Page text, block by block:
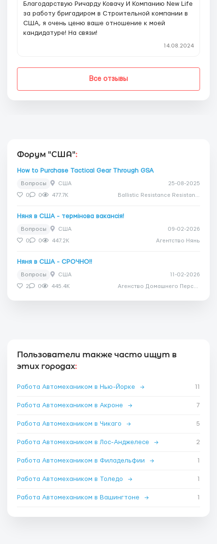
Благодарствую Ричарду Ковачу И Компанию New Life
за работу бригадиром в Строительной компании в
США, я очень ценю ваше отношение к моей
кандидатуре! На связи!
14.08.2024
Все отзывы
Форум "США":
How to Purchase Tactical Gear Through GSA
Вопросы США 25-08-2025
0 0 477.7K
Няня в США - термінова вакансія!
Вопросы США 09-02-2026
0 0 447.2K Агентство Нянь
Няня в США - СРОЧНО!!
Вопросы США 11-02-2026
2 0 445.4K
Пользователи также часто ищут в
этих городах:
Работа Автомехаником в Нью-Йорке → 11
Работа Автомехаником в Акроне → 7
Работа Автомехаником в Чикаго → 5
Работа Автомехаником в Лос-Анджелесе → 2
Работа Автомехаником в Филадельфии → 1
Работа Автомехаником в Толедо → 1
Работа Автомехаником в Вашингтоне → 1